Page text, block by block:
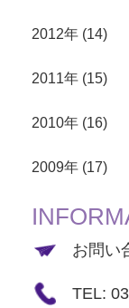
2012年 (14)
2011年 (15)
2010年 (16)
2009年 (17)
お問い
TEL: